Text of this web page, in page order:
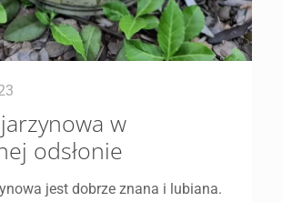
jarzynowa w
odsłonie
jest dobrze znana i lubiana.